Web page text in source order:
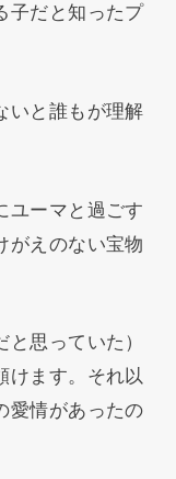
子だと知ったプ
いと誰もが理解
ユーマと過ごす
がえのない宝物
思っていた）
けます。それ以
愛情があったの